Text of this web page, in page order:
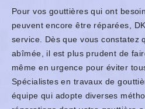
Pour vos gouttières qui ont
peuvent encore être réparées,
service. Dès que vous constatez
abîmée, il est plus prudent de
même en urgence pour éviter
Spécialistes en travaux de
équipe qui adopte diverses